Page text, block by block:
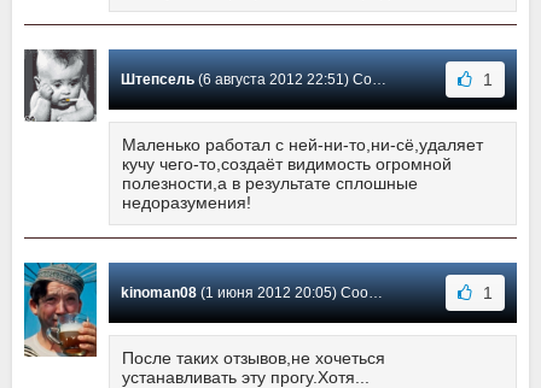
Штепсель(6 августа 2012 22:51) Сообщение #39 1
Маленько работал с ней-ни-то,ни-сё,удаляет
кучу чего-то,создаёт видимость огромной
полезности,а в результате сплошные
недоразумения!
kinoman08(1 июня 2012 20:05) Сообщение #38 1
После таких отзывов,не хочеться
устанавливать эту прогу.Хотя...